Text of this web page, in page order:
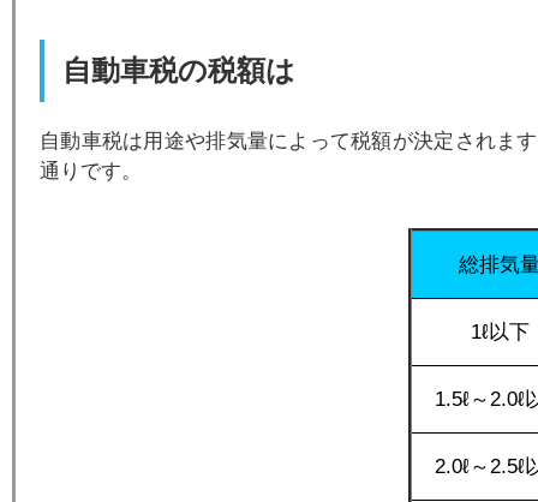
自動車税の税額は
自動車税は用途や排気量によって税額が決定されま
通りです。
総排気
1ℓ以下
1.5ℓ～2.0ℓ
2.0ℓ～2.5ℓ